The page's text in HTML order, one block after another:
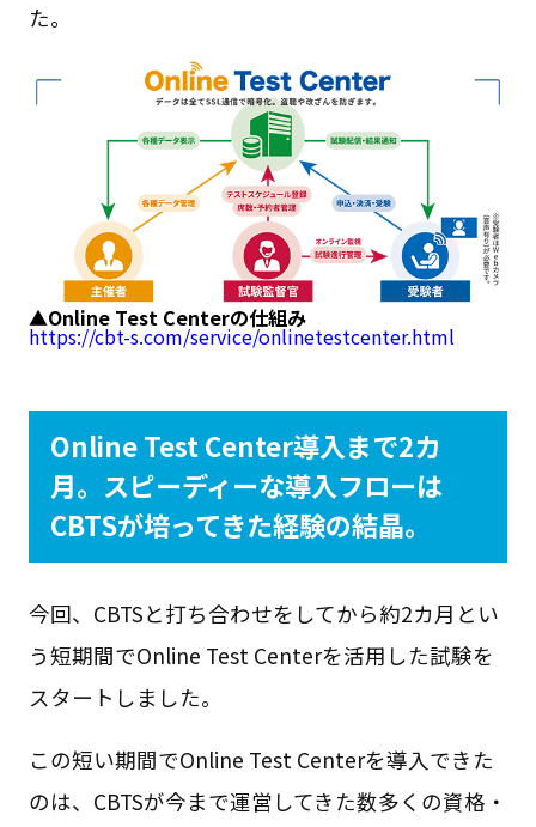
た。
▲Online Test Centerの仕組み
https://cbt-s.com/service/onlinetestcenter.html
Online Test Center導入まで2カ
月。スピーディーな導入フローは
CBTSが培ってきた経験の結晶。
今回、CBTSと打ち合わせをしてから約2カ月とい
う短期間でOnline Test Centerを活用した試験を
スタートしました。
この短い期間でOnline Test Centerを導入できた
のは、CBTSが今まで運営してきた数多くの資格・